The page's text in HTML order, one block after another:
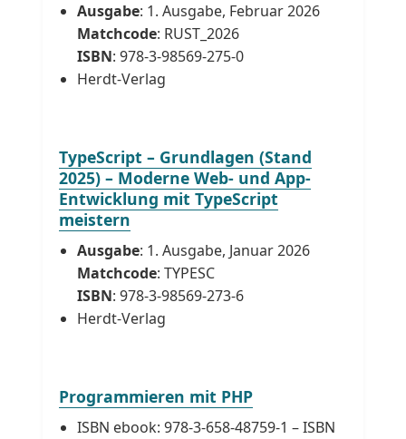
Ausgabe: 1. Ausgabe, Februar 2026
Matchcode: RUST_2026
ISBN: 978-3-98569-275-0
Herdt-Verlag
TypeScript – Grundlagen (Stand
2025) – Moderne Web- und App-
Entwicklung mit TypeScript
meistern
Ausgabe: 1. Ausgabe, Januar 2026
Matchcode: TYPESC
ISBN: 978-3-98569-273-6
Herdt-Verlag
Programmieren mit PHP
ISBN ebook: 978-3-658-48759-1 – ISBN